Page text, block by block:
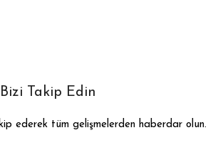
Bizi Takip Edin
ederek tüm gelişmelerden haberdar olun.